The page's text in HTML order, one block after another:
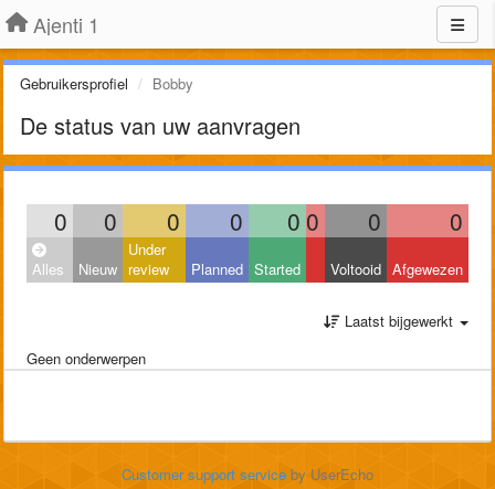
Ajenti 1
Gebruikersprofiel Bobby
De status van uw aanvragen
0 0 0 0 0 0 0 0
Alles Nieuw
Under
review
Planned Started Voltooid Afgewezen
Laatst bijgewerkt
Geen onderwerpen
Customer support service by UserEcho